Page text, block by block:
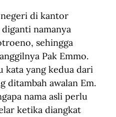
negeri di kantor
namanya
sehingga
Pak Emmo.
kata yang kedua dari
ditambah awalan Em.
nama asli perlu
ketika diangkat